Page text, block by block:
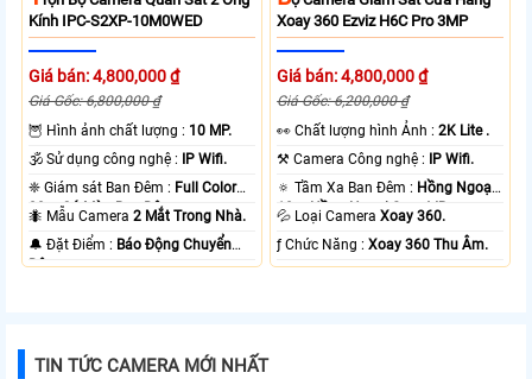
Kính IPC-S2XP-10M0WED
Giá bán: 4,800,000 ₫
Giá Gốc: 6,800,000 ₫
🦉 Hình ảnh chất lượng : 10 MP.
🕉️ Sử dụng công nghệ :
IP Wifi.
❈ Giám sát Ban Đêm : Full Color
20m Có Màu Ban Ðêm.
🐜 Mẫu Camera2 Mắt Trong Nhà.
️🔔 Đặt Điểm : Báo Động Chuyển
Động.
Xoay 360 Ezviz H6C Pro 3MP
Giá bán: 4,800,000 ₫
Giá Gốc: 6,200,000 ₫
️👀 Chất lượng hình Ảnh :2K Lite .
⚒ Camera Công nghệ :
IP Wifi.
🔅 Tầm Xa Ban Đêm : Hồng Ngoại
10m Hồng Ngoại Smart IR.
💦 Loại CameraXoay 360.
️ƒ Chức Năng :Xoay 360 Thu Âm.
TIN TỨC CAMERA MỚI NHẤT